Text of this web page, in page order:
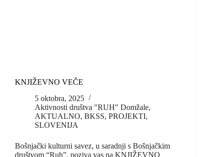
KNJIŽEVNO VEČE
5 oktobra, 2025
Aktivnosti društva "RUH" Domžale,
AKTUALNO, BKSS, PROJEKTI,
SLOVENIJA
Bošnjački kulturni savez, u saradnji s Bošnjačkim
društvom “Ruh”, poziva vas na KNJIŽEVNO